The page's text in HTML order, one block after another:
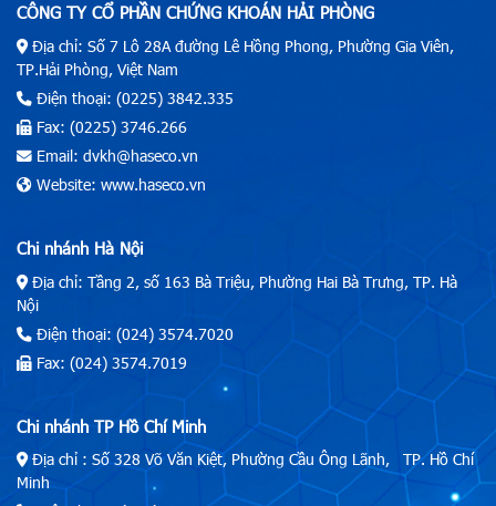
CÔNG TY CỔ PHẦN CHỨNG KHOÁN HẢI PHÒNG
Địa chỉ: Số 7 Lô 28A đường Lê Hồng Phong, Phường Gia Viên,
TP.Hải Phòng, Việt Nam
Điện thoại: (0225) 3842.335
Fax: (0225) 3746.266
Email: dvkh@haseco.vn
Website: www.haseco.vn
Chi nhánh Hà Nội
Địa chỉ: Tầng 2, số 163 Bà Triệu, Phường Hai Bà Trưng, TP. Hà
Nội
Điện thoại: (024) 3574.7020
Fax: (024) 3574.7019
Chi nhánh TP Hồ Chí Minh
Địa chỉ : Số 328 Võ Văn Kiệt, Phường Cầu Ông Lãnh, TP. Hồ Chí
Minh